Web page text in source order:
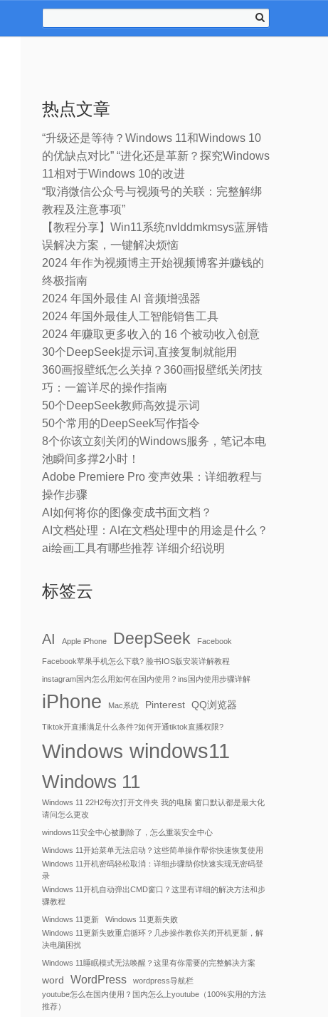
热点文章
“升级还是等待？Windows 11和Windows 10
的优缺点对比” “进化还是革新？探究Windows
11相对于Windows 10的改进
“取消微信公众号与视频号的关联：完整解绑
教程及注意事项”
【教程分享】Win11系统nvlddmkmsys蓝屏错
误解决方案，一键解决烦恼
2024 年作为视频博主开始视频博客并赚钱的
终极指南
2024 年国外最佳 AI 音频增强器
2024 年国外最佳人工智能销售工具
2024 年赚取更多收入的 16 个被动收入创意
30个DeepSeek提示词,直接复制就能用
360画报壁纸怎么关掉？360画报壁纸关闭技
巧：一篇详尽的操作指南
50个DeepSeek教师高效提示词
50个常用的DeepSeek写作指令
8个你该立刻关闭的Windows服务，笔记本电
池瞬间多撑2小时！
Adobe Premiere Pro 变声效果：详细教程与
操作步骤
AI如何将你的图像变成书面文档？
AI文档处理：AI在文档处理中的用途是什么？
ai绘画工具有哪些推荐 详细介绍说明
标签云
AI Apple iPhone DeepSeek Facebook
Facebook苹果手机怎么下载? 脸书IOS版安装详解教程
instagram国内怎么用如何在国内使用？ins国内使用步骤详解
iPhone Mac系统 Pinterest QQ浏览器
Tiktok开直播满足什么条件?如何开通tiktok直播权限?
Windows windows11
Windows 11
Windows 11 22H2每次打开文件夹 我的电脑 窗口默认都是最大化
请问怎么更改
windows11安全中心被删除了，怎么重装安全中心
Windows 11开始菜单无法启动？这些简单操作帮你快速恢复使用
Windows 11开机密码轻松取消：详细步骤助你快速实现无密码登
录
Windows 11开机自动弹出CMD窗口？这里有详细的解决方法和步
骤教程
Windows 11更新
Windows 11更新失败
Windows 11更新失败重启循环？几步操作教你关闭开机更新，解
决电脑困扰
Windows 11睡眠模式无法唤醒？这里有你需要的完整解决方案
word WordPress
wordpress导航栏
youtube怎么在国内使用？国内怎么上youtube（100%实用的方法
推荐）